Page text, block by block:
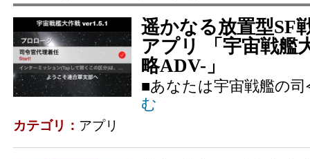
遥かなる放置型SF
アプリ 「宇宙戦艦
略ADV-」
■あなたは宇宙戦艦の司
む
カテゴリ： アプリ